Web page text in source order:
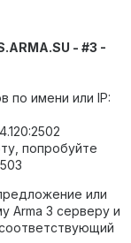
- #3 -
по имени или IP:
попробуйте
или
Arma 3 серверу и